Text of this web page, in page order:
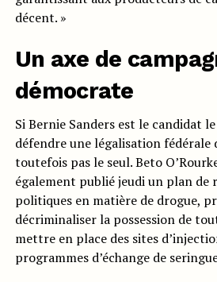
décent. »
Un axe de
démocrate
Si Bernie Sanders est le candidat
défendre une légalisation fédérale
toutefois pas le seul. Beto
également publié jeudi un plan de
politiques en matière de drogue,
décriminaliser la possession de
mettre en place des sites
programmes d’échange de